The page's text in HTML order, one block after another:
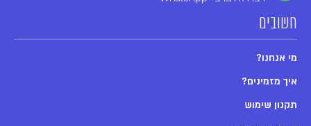
חשובים
מי אנחנו?
איך מזמינים?
תקנון שימוש